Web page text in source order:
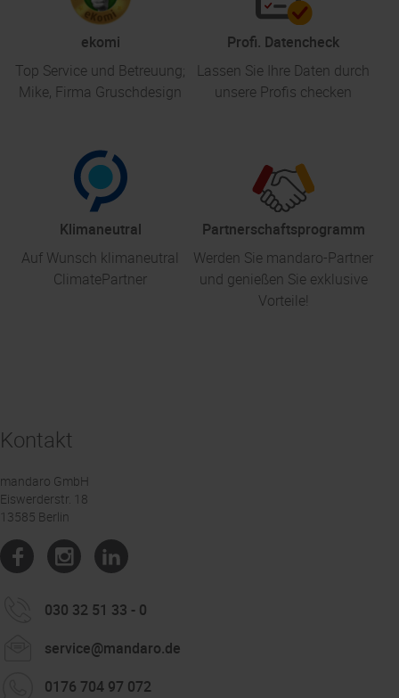
ekomi
Top Service und Betreuung;
Mike, Firma Gruschdesign
Profi. Datencheck
Lassen Sie Ihre Daten durch
unsere Profis checken
Klimaneutral
Auf Wunsch klimaneutral
ClimatePartner
Partnerschaftsprogramm
Werden Sie mandaro-Partner
und genießen Sie exklusive
Vorteile!
Kontakt
mandaro GmbH
Eiswerderstr. 18
13585 Berlin
030 32 51 33 - 0
service@mandaro.de
0176 704 97 072